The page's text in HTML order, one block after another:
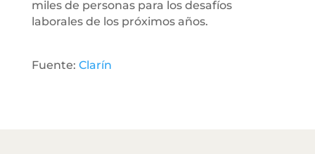
miles de personas para los desafíos
laborales de los próximos años.
Fuente: Clarín